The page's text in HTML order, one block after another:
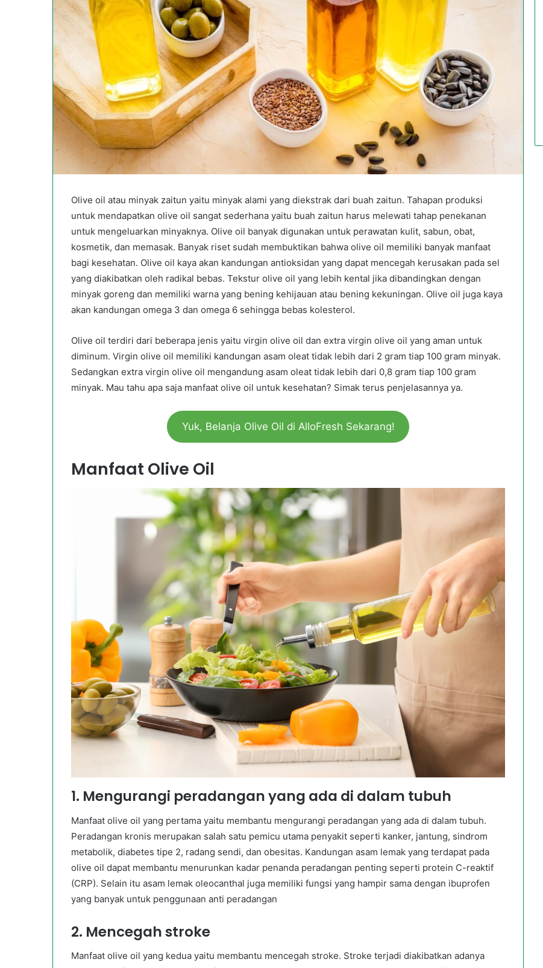
Olive oil atau minyak zaitun yaitu minyak alami yang diekstrak dari buah zaitun. Tahapan produksi
untuk mendapatkan olive oil sangat sederhana yaitu buah zaitun harus melewati tahap penekanan
untuk mengeluarkan minyaknya. Olive oil banyak digunakan untuk perawatan kulit, sabun, obat,
kosmetik, dan memasak. Banyak riset sudah membuktikan bahwa olive oil memiliki banyak manfaat
bagi kesehatan. Olive oil kaya akan kandungan antioksidan yang dapat mencegah kerusakan pada sel
yang diakibatkan oleh radikal bebas. Tekstur olive oil yang lebih kental jika dibandingkan dengan
minyak goreng dan memiliki warna yang bening kehijauan atau bening kekuningan. Olive oil juga kaya
akan kandungan omega 3 dan omega 6 sehingga bebas kolesterol.
Olive oil terdiri dari beberapa jenis yaitu virgin olive oil dan extra virgin olive oil yang aman untuk
diminum. Virgin olive oil memiliki kandungan asam oleat tidak lebih dari 2 gram tiap 100 gram minyak.
Sedangkan extra virgin olive oil mengandung asam oleat tidak lebih dari 0,8 gram tiap 100 gram
minyak. Mau tahu apa saja manfaat olive oil untuk kesehatan? Simak terus penjelasannya ya.
Yuk, Belanja Olive Oil di AlloFresh Sekarang!
Manfaat Olive Oil
1. Mengurangi peradangan yang ada di dalam tubuh
Manfaat olive oil yang pertama yaitu membantu mengurangi peradangan yang ada di dalam tubuh.
Peradangan kronis merupakan salah satu pemicu utama penyakit seperti kanker, jantung, sindrom
metabolik, diabetes tipe 2, radang sendi, dan obesitas. Kandungan asam lemak yang terdapat pada
olive oil dapat membantu menurunkan kadar penanda peradangan penting seperti protein C-reaktif
(CRP). Selain itu asam lemak oleocanthal juga memiliki fungsi yang hampir sama dengan ibuprofen
yang banyak untuk penggunaan anti peradangan
2. Mencegah stroke
Manfaat olive oil yang kedua yaitu membantu mencegah stroke. Stroke terjadi diakibatkan adanya